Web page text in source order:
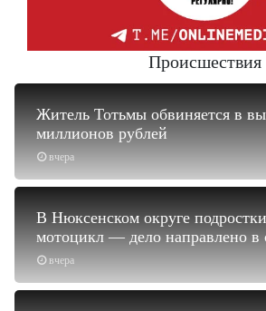
Происшествия
вчера
Житель Тотьмы обвиняется в
миллионов рублей
вчера
В Нюксенском округе
мотоцикл — дело направлено в